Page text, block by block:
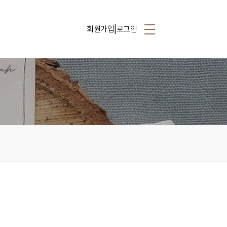
회원가입 로그인